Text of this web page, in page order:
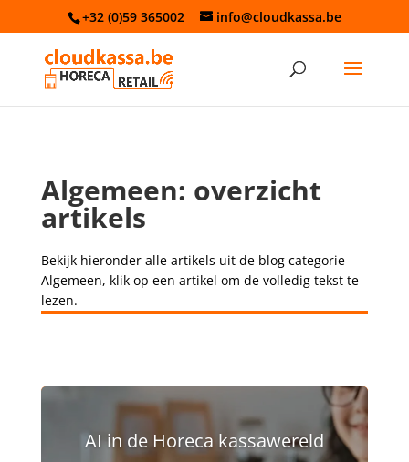
+32 (0)59 365002 info@cloudkassa.be
Algemeen: overzicht
artikels
Bekijk hieronder alle artikels uit de blog categorie
Algemeen, klik op een artikel om de volledig tekst te
lezen.
AI in de Horeca kassawereld